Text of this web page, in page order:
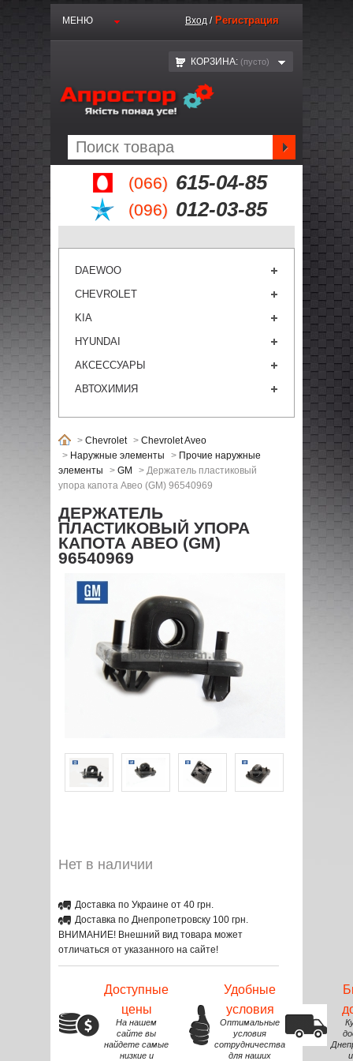
(066) 615-04-85
(096) 012-03-85
МЕНЮ Вход / Регистрация
КОРЗИНА: (пустo)
DAEWOO
CHEVROLET
KIA
HYUNDAI
АКСЕССУАРЫ
АВТОХИМИЯ
> Chevrolet > Chevrolet Aveo
> Наружные элементы > Прочие наружные
элементы
> GM > Держатель пластиковый
упора капота Авео (GM) 96540969
ДЕРЖАТЕЛЬ
ПЛАСТИКОВЫЙ УПОРА
КАПОТА АВЕО (GM)
96540969
Нет в наличии
Доставка по Украине от 40 грн.
Доставка по Днепропетровску 100 грн.
ВНИМАНИЕ! Внешний вид товара может
отличаться от указанного на сайте!
Доступные
цены
На нашем
сайте вы
найдете самые
низкие и
Удобные
условия
Оптимальные
условия
сотрудничества
для наших